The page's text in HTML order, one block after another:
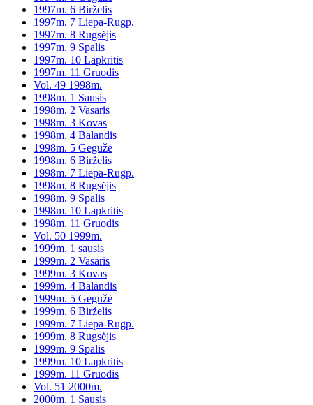
1997m. 6 Birželis
1997m. 7 Liepa-Rugp.
1997m. 8 Rugsėjis
1997m. 9 Spalis
1997m. 10 Lapkritis
1997m. 11 Gruodis
Vol. 49 1998m.
1998m. 1 Sausis
1998m. 2 Vasaris
1998m. 3 Kovas
1998m. 4 Balandis
1998m. 5 Gegužė
1998m. 6 Birželis
1998m. 7 Liepa-Rugp.
1998m. 8 Rugsėjis
1998m. 9 Spalis
1998m. 10 Lapkritis
1998m. 11 Gruodis
Vol. 50 1999m.
1999m. 1 sausis
1999m. 2 Vasaris
1999m. 3 Kovas
1999m. 4 Balandis
1999m. 5 Gegužė
1999m. 6 Birželis
1999m. 7 Liepa-Rugp.
1999m. 8 Rugsėjis
1999m. 9 Spalis
1999m. 10 Lapkritis
1999m. 11 Gruodis
Vol. 51 2000m.
2000m. 1 Sausis